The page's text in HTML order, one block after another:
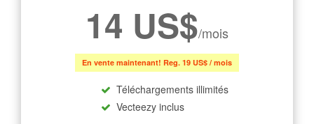
14 US$/mois
En vente maintenant! Reg. 19 US$ / mois
Téléchargements illimités
Vecteezy inclus